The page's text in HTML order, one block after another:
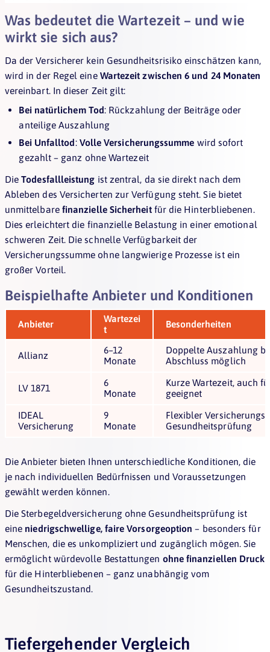
Was bedeutet die Wartezeit – und wie
wirkt sie sich aus?
Da der Versicherer kein Gesundheitsrisiko einschätzen kann,
wird in der Regel eine Wartezeit zwischen 6 und 24 Monaten
vereinbart. In dieser Zeit gilt:
Bei natürlichem Tod: Rückzahlung der Beiträge oder
anteilige Auszahlung
Bei Unfalltod: Volle Versicherungssumme wird sofort
gezahlt – ganz ohne Wartezeit
DieTodesfallleistung ist zentral, da sie direkt nach dem
Ableben des Versicherten zur Verfügung steht. Sie bietet
unmittelbare finanzielle Sicherheitfür die Hinterbliebenen.
Dies erleichtert die finanzielle Belastung in einer emotional
schweren Zeit. Die schnelle Verfügbarkeit der
Versicherungssumme ohne langwierige Prozesse ist ein
großer Vorteil.
Beispielhafte Anbieter und Konditionen
Anbieter
Wartezei
t
Besonderheiten
Allianz
6–12
Monate
Doppelte Auszahlung
Abschluss möglich
LV 1871
6
Monate
Kurze Wartezeit, auch
geeignet
IDEAL
Versicherung
9
Monate
Flexibler
Gesundheitsprüfung
Die Anbieter bieten Ihnen unterschiedliche Konditionen, die
je nach individuellen Bedürfnissen und Voraussetzungen
gewählt werden können.
Die Sterbegeldversicherung ohne Gesundheitsprüfung ist
eine niedrigschwellige, faire Vorsorgeoption – besonders für
Menschen, die es unkompliziert und zugänglich mögen. Sie
ermöglicht würdevolle Bestattungen ohne finanziellen Druck
für die Hinterbliebenen – ganz unabhängig vom
Gesundheitszustand.
Tiefergehender Vergleich